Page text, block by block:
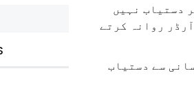
دستیاب نہیں
روانہ کرتے
سے دستیاب